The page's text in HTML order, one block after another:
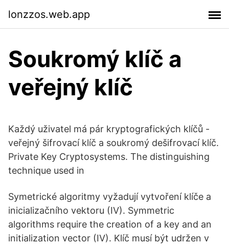
lonzzos.web.app
Soukromý klíč a
veřejný klíč
Každý uživatel má pár kryptografických klíčů -
veřejný šifrovací klíč a soukromý dešifrovací klíč.
Private Key Cryptosystems. The distinguishing
technique used in
Symetrické algoritmy vyžadují vytvoření klíče a
inicializačního vektoru (IV). Symmetric
algorithms require the creation of a key and an
initialization vector (IV). Klíč musí být udržen v